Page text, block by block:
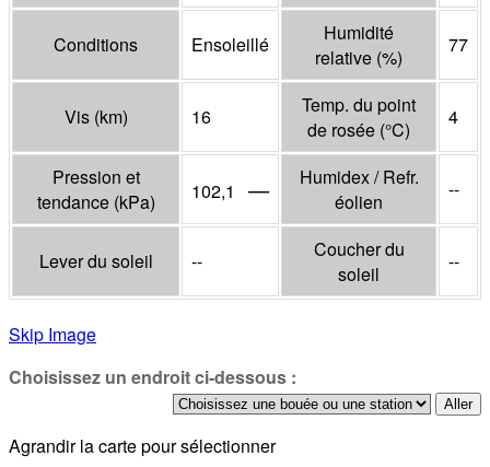
Conditions Ensoleillé
Humidité
relative (%)
77
Vis (km) 16
Temp. du point
de rosée (°C)
4
Pression et
tendance (kPa) 102,1 —
Humidex / Refr.
éolien
--
Lever du soleil --
Coucher du
soleil
--
Skip Image
Choisissez un endroit ci-dessous :
Agrandir la carte pour sélectionner